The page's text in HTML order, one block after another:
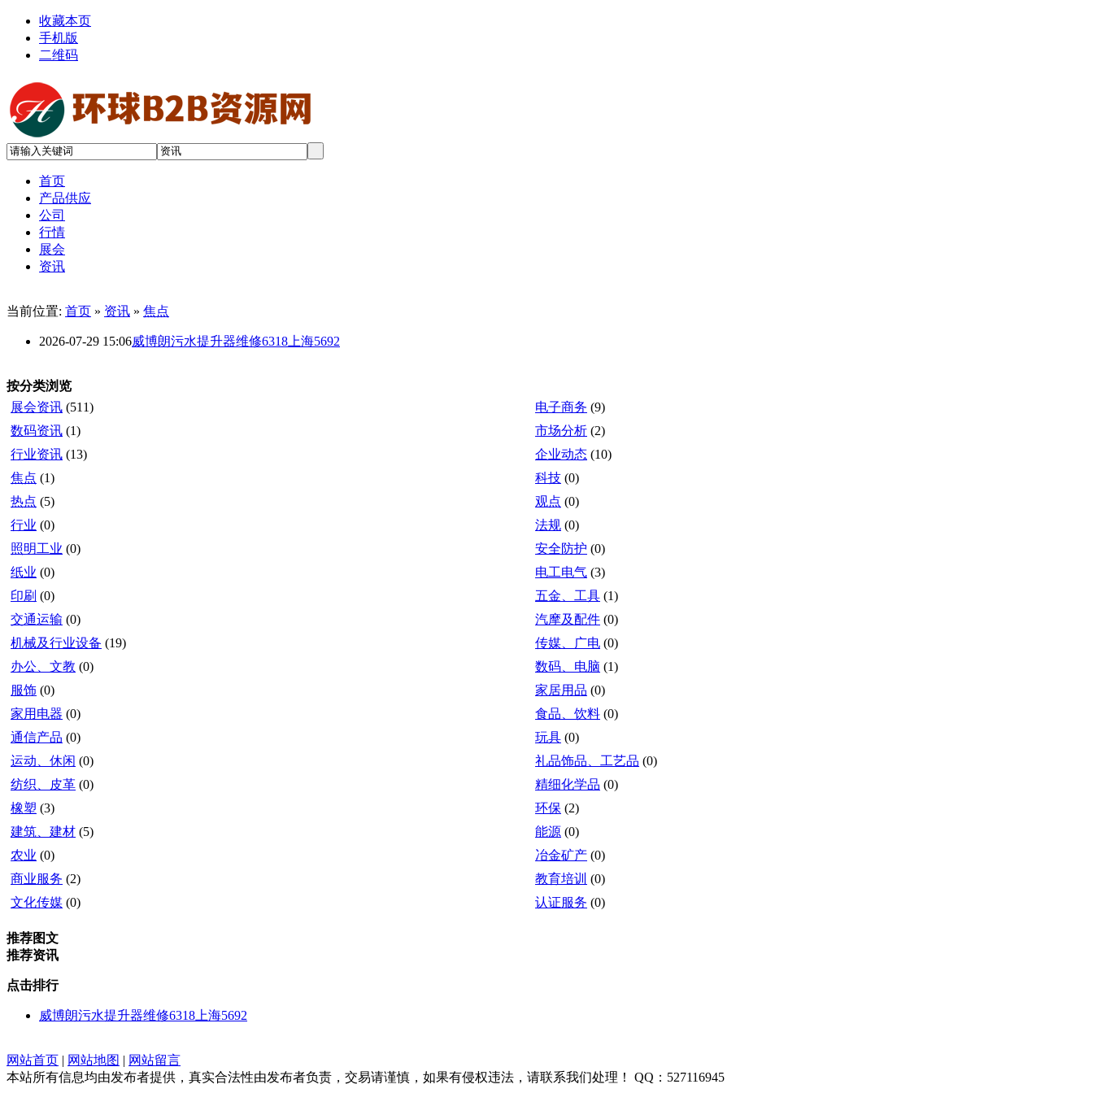
收藏本页
手机版
二维码
首页
产品供应
公司
行情
展会
资讯
当前位置: 首页 » 资讯 » 焦点
2026-07-29 15:06威博朗污水提升器维修6318上海5692
按分类浏览
展会资讯 (511) 电子商务 (9)
数码资讯 (1) 市场分析 (2)
行业资讯 (13) 企业动态 (10)
焦点 (1) 科技 (0)
热点 (5) 观点 (0)
行业 (0) 法规 (0)
照明工业 (0) 安全防护 (0)
纸业 (0) 电工电气 (3)
印刷 (0) 五金、工具 (1)
交通运输 (0) 汽摩及配件 (0)
机械及行业设备 (19) 传媒、广电 (0)
办公、文教 (0) 数码、电脑 (1)
服饰 (0) 家居用品 (0)
家用电器 (0) 食品、饮料 (0)
通信产品 (0) 玩具 (0)
运动、休闲 (0) 礼品饰品、工艺品 (0)
纺织、皮革 (0) 精细化学品 (0)
橡塑 (3) 环保 (2)
建筑、建材 (5) 能源 (0)
农业 (0) 冶金矿产 (0)
商业服务 (2) 教育培训 (0)
文化传媒 (0) 认证服务 (0)
推荐图文
推荐资讯
点击排行
威博朗污水提升器维修6318上海5692
网站首页 | 网站地图 | 网站留言
本站所有信息均由发布者提供，真实合法性由发布者负责，交易请谨慎，如果有侵权违法，请联系我们处理！ QQ：527116945